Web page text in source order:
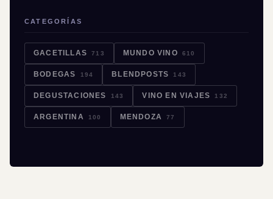
CATEGORÍAS
GACETILLAS 713 MUNDO VINO 610
BODEGAS 194 BLENDPOSTS 143
DEGUSTACIONES 143 VINO EN VIAJES 132
ARGENTINA 100 MENDOZA 77